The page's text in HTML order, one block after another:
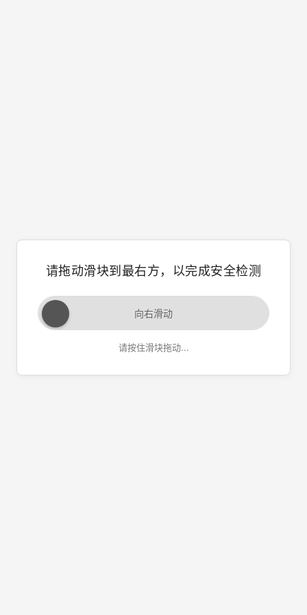
请拖动滑块到最右方，以完成安全检测
向右滑动
请按住滑块拖动...